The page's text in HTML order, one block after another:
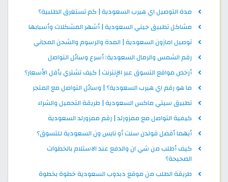
مدة التوصيل اي هيرب السعودية | كم تستغرق الطلبية؟
مشاكل تطبيق جيني السعودية | أشهر المشكلات وأسبابها
توصيل امازون السعودية | المدة والرسوم والشحن المجاني
رقم الشمس والرمال السعودية: أسرع وسائل التواصل
أرخص مواقع التسوق عبر الإنترنت | كيف تشتري بأقل الأسعار؟
ما هو رقم اي هيرب السعودية؟ | وسائل التواصل مع المتجر
تطبيق سيتي ماكس السعودية | طريقة التحميل والشراء
كيفية التواصل مع ممزورلد | رقم ممزورلد السعودية
أيهما أفضل قولدن سنت أو نايس ون السعودية للتسوق؟
كيف أطلب من شي ان والدفع عند الاستلام بالخطوات
الصحيحة؟
طريقة الطلب من موقع دبدوب السعودية خطوة بخطوة